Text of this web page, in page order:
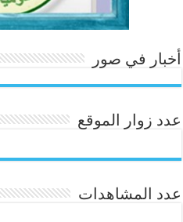
أخبار في صور
عدد زوار الموقع
عدد المشاهدات